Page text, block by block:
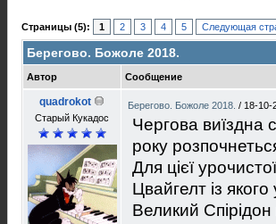
Страницы (5): 1 2 3 4 5 Следующая
Берегово. Божоле 2018.
Автор Сообщение
quadrokot
Старый Кукадос
Берегово. Божоле 2018. / 18-10-
Чергова виїздна
року
Для цієї
Цвайгелт із
Великий